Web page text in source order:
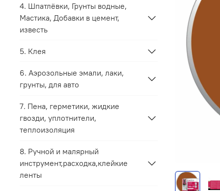
4. Шпатлёвки, Грунты водные,
Мастика, Добавки в цемент,
известь
5. Клея
6. Аэрозольные эмали, лаки,
грунты, для авто
7. Пена, герметики, жидкие
гвозди, уплотнители,
теплоизоляция
8. Ручной и малярный
инструмент,расходка,клейкие
ленты